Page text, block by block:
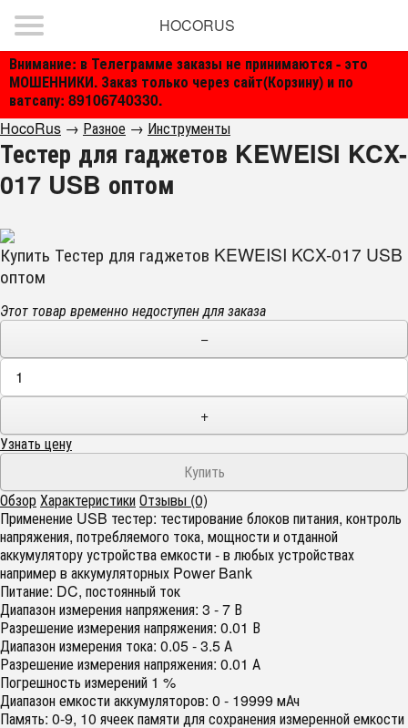
Внимание: в Телеграмме заказы не принимаются - это
МОШЕННИКИ. Заказ только через сайт(Корзину) и по
ватсапу: 89106740330.
HOCORUS
HocoRus → Разное → Инструменты
Тестер для гаджетов KEWEISI KCX-
017 USB оптом
Купить Тестер для гаджетов KEWEISI KCX-017 USB
оптом
Этот товар временно недоступен для заказа
−
+
Узнать цену
ОбзорХарактеристикиОтзывы (0)
Применение USB тестер: тестирование блоков питания, контроль
напряжения, потребляемого тока, мощности и отданной
аккумулятору устройства емкости - в любых устройствах
например в аккумуляторных Power Bank
Питание: DC, постоянный ток
Диапазон измерения напряжения: 3 - 7 В
Разрешение измерения напряжения: 0.01 В
Диапазон измерения тока: 0.05 - 3.5 А
Разрешение измерения напряжения: 0.01 А
Погрешность измерений 1 %
Диапазон емкости аккумуляторов: 0 - 19999 мАч
Память: 0-9, 10 ячеек памяти для сохранения измеренной емкости